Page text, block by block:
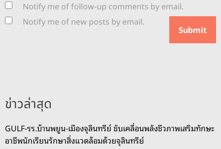
Notify me of follow-up comments by email.
Notify me of new posts by email.
ข่าวล่าสุด
GULF-รร.บ้านพยูน-เมืองจุลินทรีย์ ขับเคลื่อนพลังชีวภาพเสริมทักษะ
อาชีพนักเรียนรักษาสิ่งแวดล้อมด้วยจุลินทรีย์